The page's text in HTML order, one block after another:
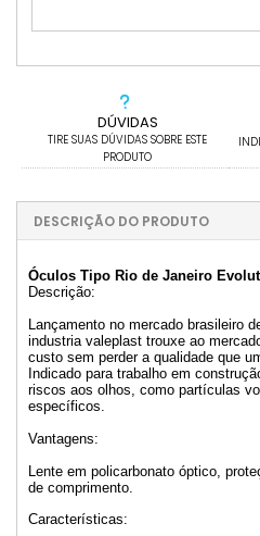
DÚVIDAS
TIRE SUAS DÚVIDAS SOBRE ESTE
PRODUTO
DESCRIÇÃO DO PRODUTO
Óculos Tipo Rio de Janeiro
Descrição:
Lançamento no mercado brasileiro
industria valeplast trouxe ao
custo sem perder a qualidade que
Indicado para trabalho em
riscos aos olhos, como partículas
específicos.
Vantagens:
Lente em policarbonato óptico,
de comprimento.
Características: